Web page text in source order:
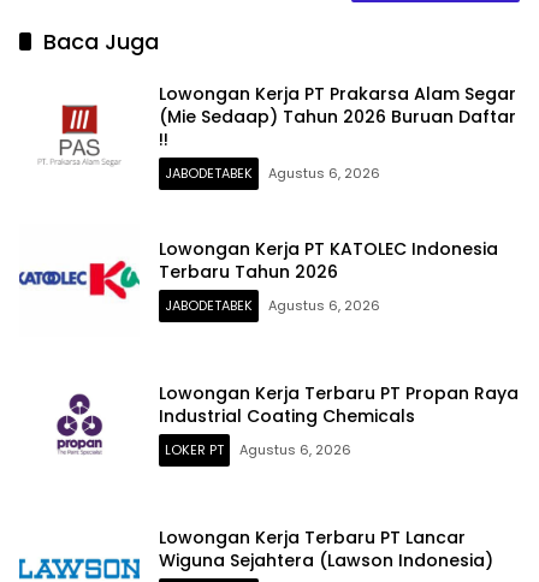
Baca Juga
Lowongan Kerja PT Prakarsa Alam Segar
(Mie Sedaap) Tahun 2026 Buruan Daftar
!!
JABODETABEK Agustus 6, 2026
Lowongan Kerja PT KATOLEC Indonesia
Terbaru Tahun 2026
JABODETABEK Agustus 6, 2026
Lowongan Kerja Terbaru PT Propan Raya
Industrial Coating Chemicals
LOKER PT Agustus 6, 2026
Lowongan Kerja Terbaru PT Lancar
Wiguna Sejahtera (Lawson Indonesia)